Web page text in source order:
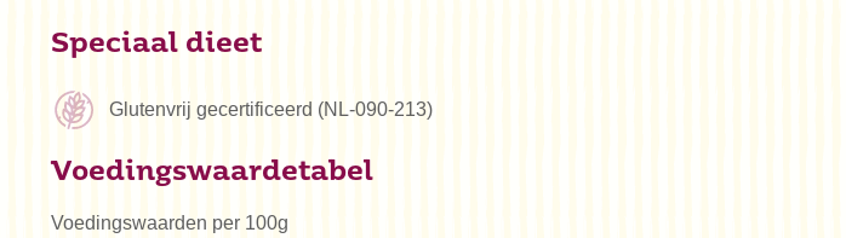
Speciaal dieet
Glutenvrij gecertificeerd (NL-090-213)
Voedingswaardetabel
Voedingswaarden per 100g